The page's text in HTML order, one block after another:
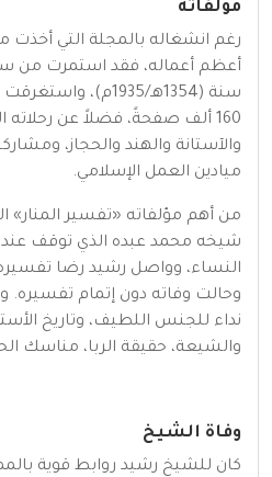
مؤلفاته
رغم انشغاله بالمجلة التي
سنة (1354هـ/1935م)،
160 ألف صفحةً، فضلاً عن رحلاته
والآستانة والهند والحجاز،
ميادين العمل الإسلامي.
من أهم مؤلفاته «تفسير المنار»
النساء، وواصل رشيد رضا
وحالت وفاته دون إتمام تفسيره.
نداء للجنس اللطيف، وتاريخ
والشيعة، حقيقة الربا، مناسك
وفاة الشيخ
كان للشيخ رشيد روابط قوية